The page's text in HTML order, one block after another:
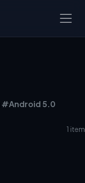
#Android 5.0
1 item